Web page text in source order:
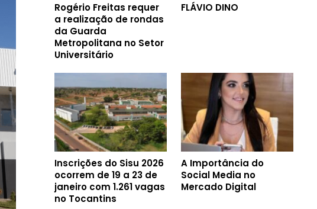
Rogério Freitas requer
a realização de rondas
da Guarda
Metropolitana no Setor
Universitário
FLÁVIO DINO
Inscrições do Sisu 2026
ocorrem de 19 a 23 de
janeiro com 1.261 vagas
no Tocantins
A Importância do
Social Media no
Mercado Digital